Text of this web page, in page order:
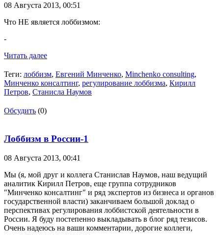
08 Августа 2013, 00:51
Что НЕ является лоббизмом:
-
Читать далее
Теги: лоббизм, Евгений Минченко, Minchenko consulting,
Минченко консалтинг, регулирование лоббизма, Кирилл
Петров, Станисла Наумов
Обсудить (0)
Лоббизм в России-1
08 Августа 2013, 00:41
Мы (я, мой друг и коллега Станислав Наумов, наш ведущий
аналитик Кирилл Петров, еще группа сотрудников
"Минченко консалтинг" и ряд экспертов из бизнеса и органов
государственной власти) заканчиваем большой доклад о
перспективах регулирования лоббистской деятельности в
России. Я буду постепенно выкладывать в блог ряд тезисов.
Очень надеюсь на ваши комментарии, дорогие коллеги,